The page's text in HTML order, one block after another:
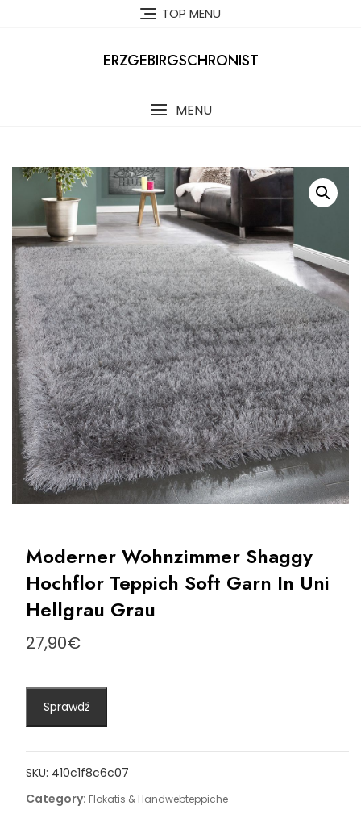
TOP MENU
ERZGEBIRGSCHRONIST
MENU
Moderner Wohnzimmer Shaggy
Hochflor Teppich Soft Garn In Uni
Hellgrau Grau
27,90€
Sprawdź
SKU: 410c1f8c6c07
Category: Flokatis & Handwebteppiche